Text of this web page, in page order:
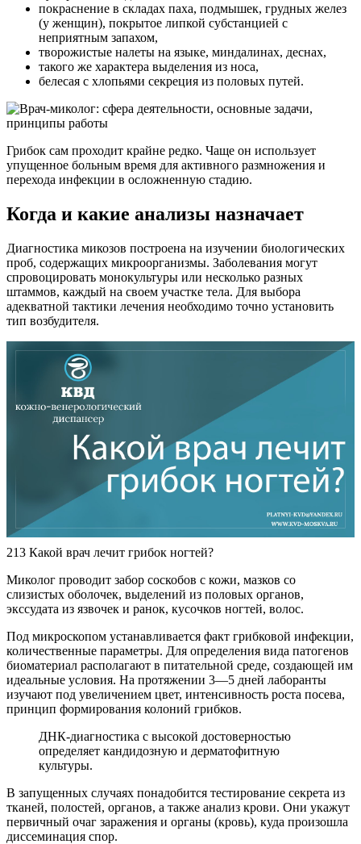
покраснение в складах паха, подмышек, грудных желез
(у женщин), покрытое липкой субстанцией с
неприятным запахом,
творожистые налеты на языке, миндалинах, деснах,
такого же характера выделения из носа,
белесая с хлопьями секреция из половых путей.
Грибок сам проходит крайне редко. Чаще он использует
упущенное больным время для активного размножения и
перехода инфекции в осложненную стадию.
Когда и какие анализы назначает
Диагностика микозов построена на изучении биологических
проб, содержащих микроорганизмы. Заболевания могут
спровоцировать монокультуры или несколько разных
штаммов, каждый на своем участке тела. Для выбора
адекватной тактики лечения необходимо точно установить
тип возбудителя.
213 Какой врач лечит грибок ногтей?
Миколог проводит забор соскобов с кожи, мазков со
слизистых оболочек, выделений из половых органов,
экссудата из язвочек и ранок, кусочков ногтей, волос.
Под микроскопом устанавливается факт грибковой инфекции,
количественные параметры. Для определения вида патогенов
биоматериал располагают в питательной среде, создающей им
идеальные условия. На протяжении 3—5 дней лаборанты
изучают под увеличением цвет, интенсивность роста посева,
принцип формирования колоний грибков.
ДНК-диагностика с высокой достоверностью
определяет кандидозную и дерматофитную
культуры.
В запущенных случаях понадобится тестирование секрета из
тканей, полостей, органов, а также анализ крови. Они укажут
первичный очаг заражения и органы (кровь), куда произошла
диссеминация спор.